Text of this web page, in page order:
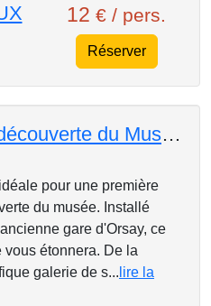
12 € / pers.
Réserver
à la découverte du Musée d'Orsay
pour une première
du musée. Installé
gare d'Orsay, ce
vous étonnera. De la
galerie de s... lire la